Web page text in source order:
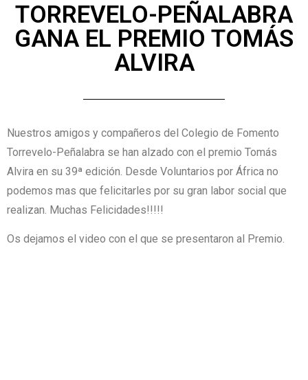
TORREVELO-PEÑALABRA
GANA EL PREMIO TOMÁS
ALVIRA
Nuestros amigos y compañeros del Colegio de Fomento
Torrevelo-Peñalabra se han alzado con el premio Tomás
Alvira en su 39ª edición. Desde Voluntarios por África no
podemos mas que felicitarles por su gran labor social que
realizan. Muchas Felicidades!!!!!
Os dejamos el video con el que se presentaron al Premio.